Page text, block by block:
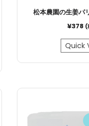
松本農園の生姜
¥378 (
Quick